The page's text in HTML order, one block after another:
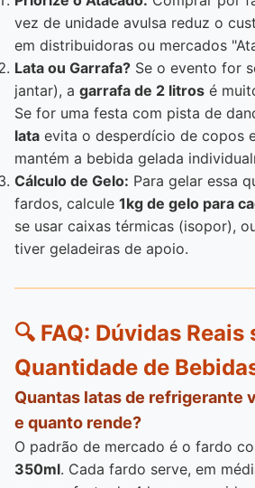
vez de unidade avulsa reduz o
em distribuidoras ou mercados
Lata ou Garrafa? Se o evento for
jantar), a garrafa de 2 litros é
Se for uma festa com pista de
lata evita o desperdício de copos
mantém a bebida gelada
Cálculo de Gelo: Para gelar essa
fardos, calcule 1kg de gelo para
se usar caixas térmicas (isopor),
tiver geladeiras de apoio.
🔍 FAQ: Dúvidas Reais
Quantidade de
Quantas latas de refrigerante
e quanto rende?
O padrão de mercado é o fardo
350ml. Cada fardo serve, em